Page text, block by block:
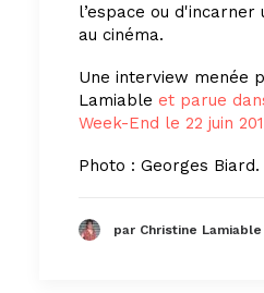
l’espace ou
au cinéma.
Une interview menée
Lamiable et parue
Week-End le 22 juin
Photo : Georges Biard.
par Christine Lamiable